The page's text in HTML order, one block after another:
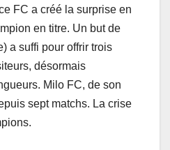
FC a créé la surprise en
en titre. Un but de
a suffi pour offrir trois
désormais
Milo FC, de son
sept matchs. La crise